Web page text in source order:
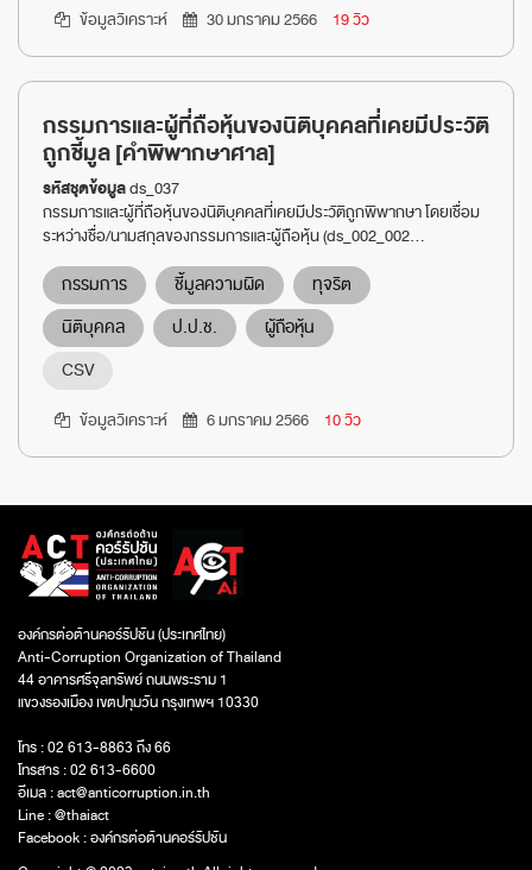
ข้อมูลวิเคราะห์ 30 มกราคม 2566 19 วิว
กรรมการและผู้ที่ถือหุ้นของนิติบุคคลที่เคยมีประวัติ
ถูกชี้มูล [คำพิพากษาศาล]
รหัสชุดข้อมูลds_037
กรรมการและผู้ที่ถือหุ้นของนิติบุคคลที่เคยมีประวัติถูกพิพากษา โดยเชื่อม
ระหว่างชื่อ/นามสกุลของกรรมการและผู้ถือหุ้น (ds_002_002...
กรรมการ ชี้มูลความผิด
ทุจริต
นิติบุคคล
ป.ป.ช.
ผู้ถือหุ้น
CSV
ข้อมูลวิเคราะห์ 6 มกราคม 2566 10 วิว
องค์กรต่อต้านคอร์รัปชัน (ประเทศไทย)
Anti-Corruption Organization of Thailand
44 อาคารศรีจุลทรัพย์ ถนนพระราม 1
แขวงรองเมือง เขตปทุมวัน กรุงเทพฯ 10330
โทร : 02 613-8863 ถึง 66
โทรสาร : 02 613-6600
อีเมล :act@anticorruption.in.th
Line :@thaiact
Facebook :องค์กรต่อต้านคอร์รัปชัน